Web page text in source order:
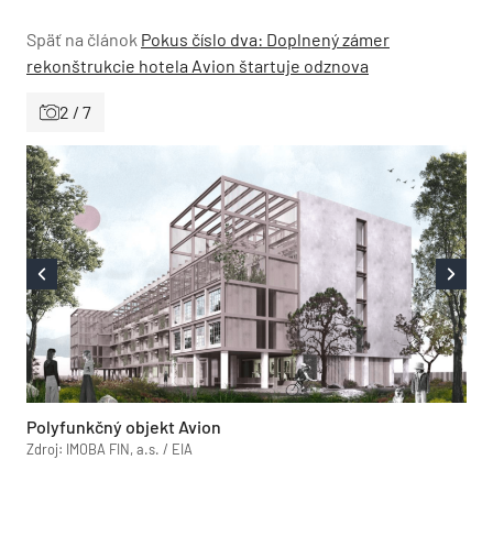
Späť na článok Pokus číslo dva: Doplnený zámer
rekonštrukcie hotela Avion štartuje odznova
2 / 7
Polyfunkčný objekt Avion
Zdroj: IMOBA FIN, a.s. / EIA